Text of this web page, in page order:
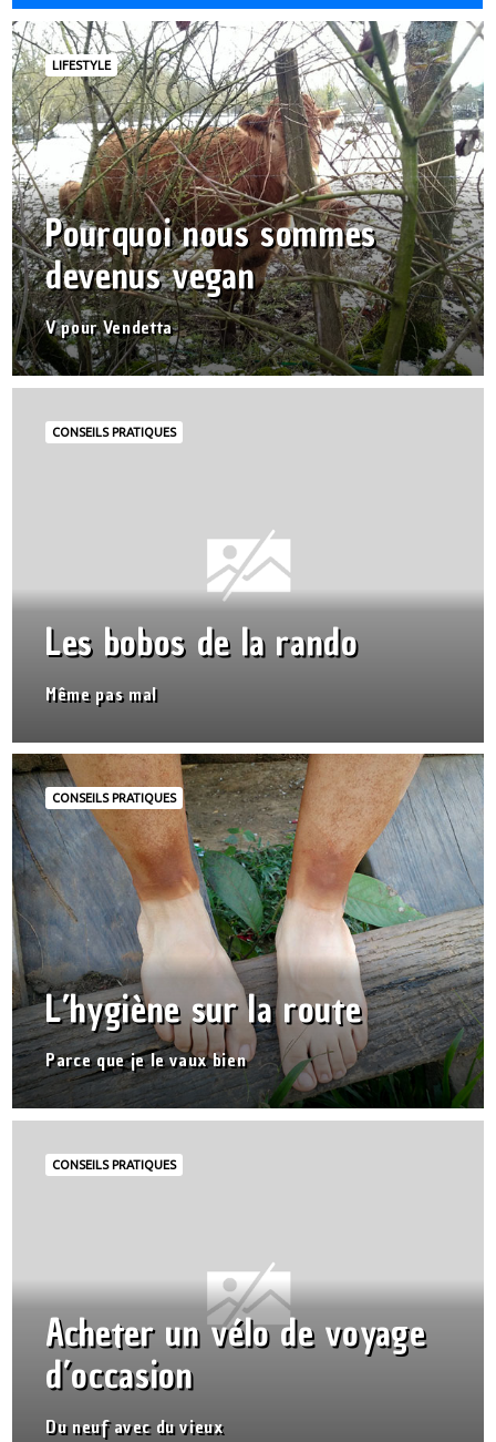
LIFESTYLE
Pourquoi nous sommes
devenus vegan
V pour Vendetta
CONSEILS PRATIQUES
Les bobos de la rando
Même pas mal
CONSEILS PRATIQUES
L’hygiène sur la route
Parce que je le vaux bien
CONSEILS PRATIQUES
Acheter un vélo de voyage
d’occasion
Du neuf avec du vieux